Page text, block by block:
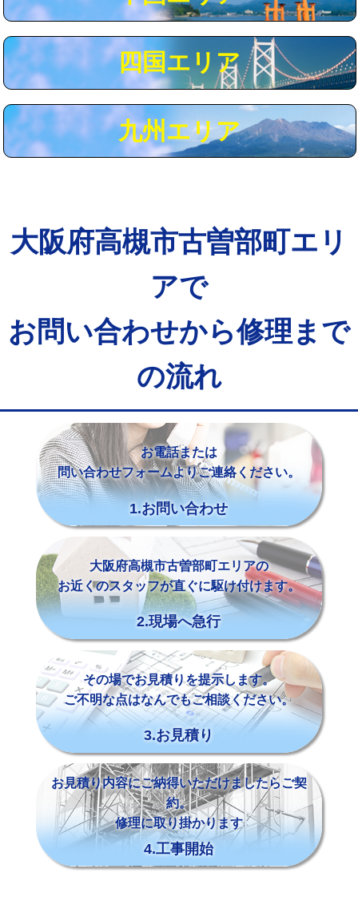
※給水管工事は20mmまでの価格です。
四国エリア
九州エリア
大阪府高槻市古曽部町エリ
アで
お問い合わせから修理まで
の流れ
お電話または
問い合わせフォームよりご連絡ください。
1.お問い合わせ
大阪府高槻市古曽部町エリアの
お近くのスタッフが直ぐに駆け付けます。
2.現場へ急行
その場でお見積りを提示します。
ご不明な点はなんでもご相談ください。
3.お見積り
お見積り内容にご納得いただけましたらご契
約。
修理に取り掛かります
4.工事開始